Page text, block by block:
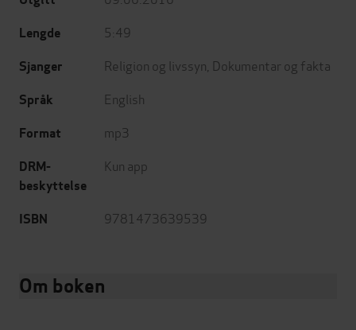
Lengde 5:49
Sjanger Religion og livssyn Dokumentar og fakta
Språk English
Format mp3
DRM-
beskyttelse
Kun app
ISBN 9781473639539
Om boken